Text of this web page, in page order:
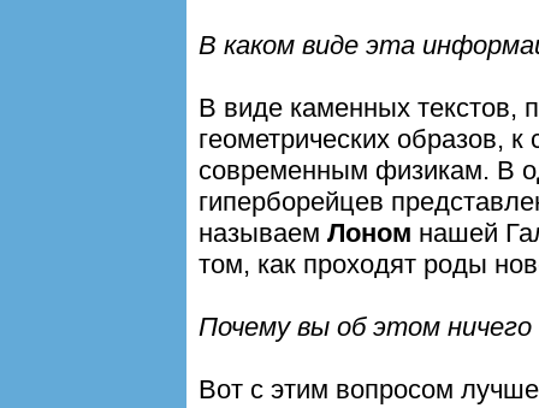
В каком виде эта
В виде каменных текстов,
геометрических образов,
современным физикам. В
гиперборейцев
называем Лоном нашей
том, как проходят роды
Почему вы об этом ничего
Вот с этим вопросом